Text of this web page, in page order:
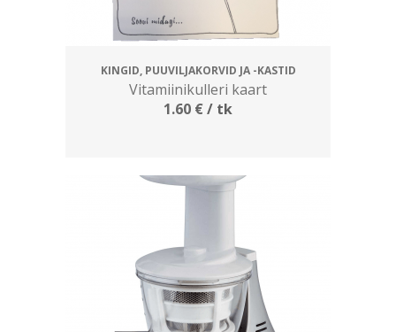
KINGID, PUUVILJAKORVID JA -KASTID
Vitamiinikulleri kaart
1.60 €/ tk